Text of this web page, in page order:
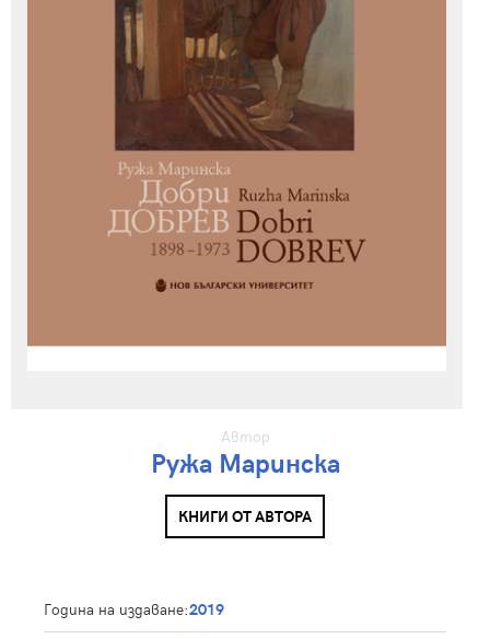
Автор
Ружа Маринска
КНИГИ ОТ АВТОРА
Година на издаване:2019